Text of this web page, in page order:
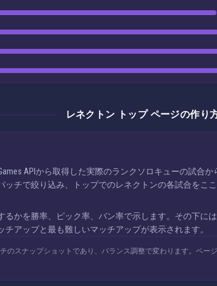
レネクトン トップ ページの作り
APIから取得した実際のランクソロキューの試合
チで絞り込み、トップでのレネクトンの各試合をこ
かを勝率、ピック率、バン率で示します。その下に
アップと最も難しいマッチアップが表示されます。
のスナップショットであり、バランス調整で変わります。ペ